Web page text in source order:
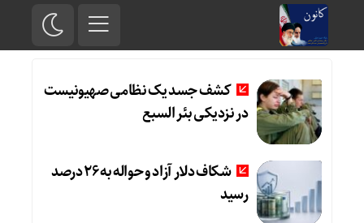
کشف جسد یک نظامی صهیونیست
در نزدیکی بئر السبع
شکاف دلار آزاد و حواله به 26 درصد
رسید